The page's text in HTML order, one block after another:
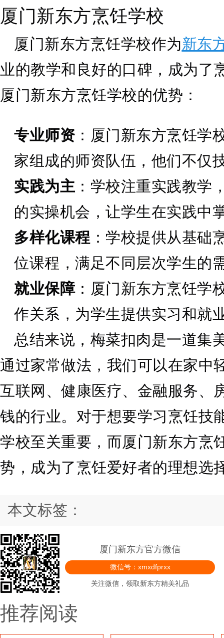
厦门新东方烹饪学校
厦门新东方烹饪学校作为新东
业的教学和良好的口碑，成为了
厦门新东方烹饪学校的优势：
专业师资：厦门新东方烹饪学
家组成的师资队伍，他们不仅
实践为主 ：学校注重实践教学
的实操机会，让学生在实践中
多样化课程 ：学校提供从基础
位课程，满足不同层次学生的
就业保障：厦门新东方烹饪学
作关系，为学生提供实习和就
总结来说，梅菜扣肉是一道集
通过家常做法，我们可以在家中
互联网、健康医疗、金融服务、
钱的行业。对于想要学习烹饪技
学校至关重要，而厦门新东方烹
势，成为了烹饪爱好者的理想选
本文标签：
厦门新东方官方微信
微信号：xmxdfprxx
关注微信，领取新东方精美礼品
推荐阅读